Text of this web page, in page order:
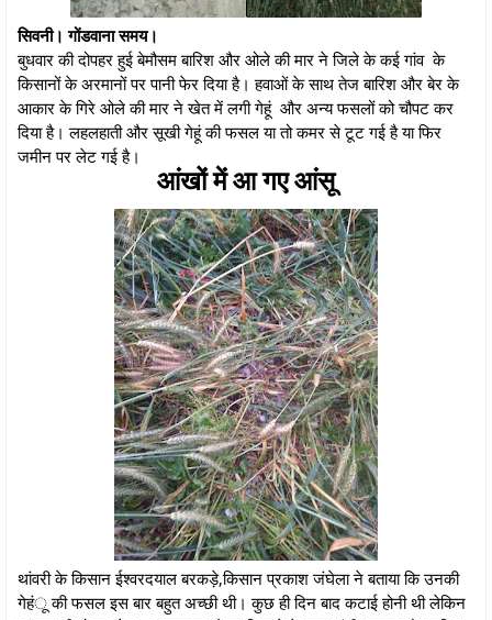
सिवनी। गोंडवाना समय।
बुधवार की दोपहर हुई बेमौसम बारिश और ओले की मार ने जिले के कई गांव के
किसानों के अरमानों पर पानी फेर दिया है। हवाओं के साथ तेज बारिश और बेर के
आकार के गिरे ओले की मार ने खेत में लगी गेहूं और अन्य फसलों को चौपट कर
दिया है। लहलहाती और सूखी गेहूं की फसल या तो कमर से टूट गई है या फिर
जमीन पर लेट गई है।
आंखों में आ गए आंसू
थांवरी के किसान ईश्वरदयाल बरकड़े,किसान प्रकाश जंघेला ने बताया कि उनकी
गेहंू की फसल इस बार बहुत अच्छी थी। कुछ ही दिन बाद कटाई होनी थी लेकिन